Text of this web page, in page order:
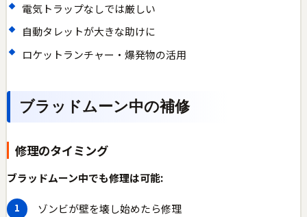
電気トラップなしでは厳しい
自動タレットが大きな助けに
ロケットランチャー・爆発物の活用
ブラッドムーン中の補修
修理のタイミング
ブラッドムーン中でも修理は可能:
ゾンビが壁を壊し始めたら修理